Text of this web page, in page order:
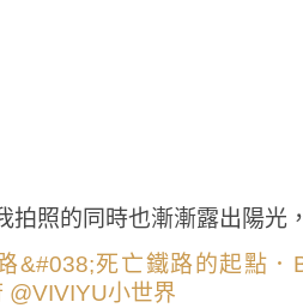
拍照的同時也漸漸露出陽光